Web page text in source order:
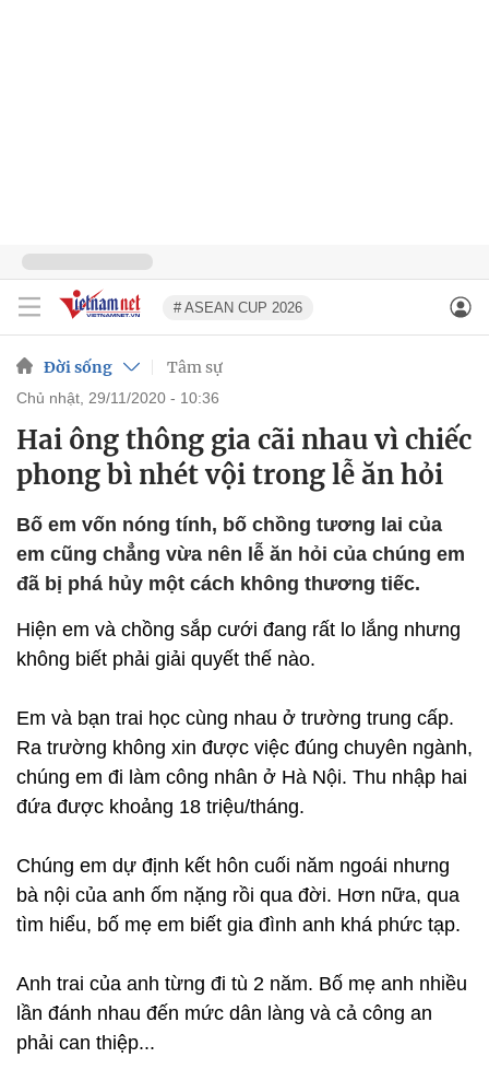
# ASEAN CUP 2026
Đời sống Tâm sự
chủ nhật, 29/11/2020 - 10:36
Hai ông thông gia cãi nhau vì chiếc
phong bì nhét vội trong lễ ăn hỏi
Bố em vốn nóng tính, bố chồng tương lai của
em cũng chẳng vừa nên lễ ăn hỏi của chúng em
đã bị phá hủy một cách không thương tiếc.
Hiện em và chồng sắp cưới đang rất lo lắng nhưng
không biết phải giải quyết thế nào.
Em và bạn trai học cùng nhau ở trường trung cấp.
Ra trường không xin được việc đúng chuyên ngành,
chúng em đi làm công nhân ở Hà Nội. Thu nhập hai
đứa được khoảng 18 triệu/tháng.
Chúng em dự định kết hôn cuối năm ngoái nhưng
bà nội của anh ốm nặng rồi qua đời. Hơn nữa, qua
tìm hiểu, bố mẹ em biết gia đình anh khá phức tạp.
Anh trai của anh từng đi tù 2 năm. Bố mẹ anh nhiều
lần đánh nhau đến mức dân làng và cả công an
phải can thiệp...